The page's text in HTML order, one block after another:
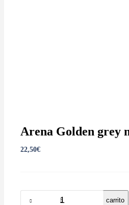
Arena Golden grey
22,50€
Añadir al carrito